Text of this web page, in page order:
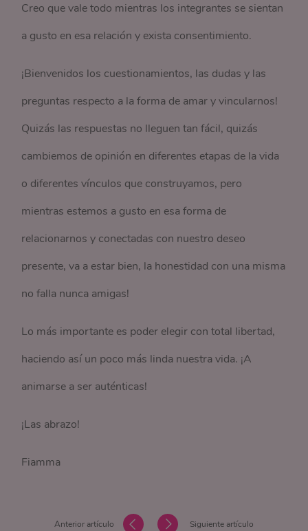
Creo que vale todo mientras los integrantes se sientan
a gusto en esa relación y exista consentimiento.
¡Bienvenidos los cuestionamientos, las dudas y las
preguntas respecto a la forma de amar y vincularnos!
Quizás las respuestas no lleguen tan fácil, quizás
cambiemos de opinión en diferentes etapas de la vida
o diferentes vínculos que construyamos, pero
mientras estemos a gusto en esa forma de
relacionarnos y conectadas con nuestro deseo
presente, va a estar bien, la honestidad con una misma
no falla nunca amigas!
Lo más importante es poder elegir con total libertad,
haciendo así un poco más linda nuestra vida. ¡A
animarse a ser auténticas!
¡Las abrazo!
Fiamma
Anterior artículo Siguiente artículo